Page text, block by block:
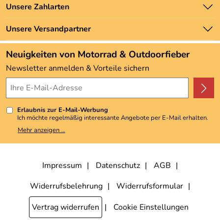
Newsletter
Zahlung und Versand
Unsere Bestseller
Marken
Neu
Angebote
Kundenbewertungen (3.493)
4,9/5*****
Unsere Zahlarten
Unsere Versandpartner
Neuigkeiten von Motorrad & Outdoorfieber
Newsletter anmelden & Vorteile sichern
Erlaubnis zur E-Mail-Werbung
Ich möchte regelmäßig interessante Angebote per E-Mail erhalten.
Meine E-Mail-Adresse wird nicht an andere Unternehmen
weitergegeben. Zu statistischen Zwecken wird in anonymer Form
kann ich jederzeit mit Wirkung für die Zukunft widerrufen, indem ich
den Link "Abmelden" am Ende des Newsletters anklicke. Die
Mehr anzeigen ...
Impressum Datenschutz
AGB
Widerrufsbelehrung
Widerrufsformular
Vertrag widerrufen
Cookie Einstellungen